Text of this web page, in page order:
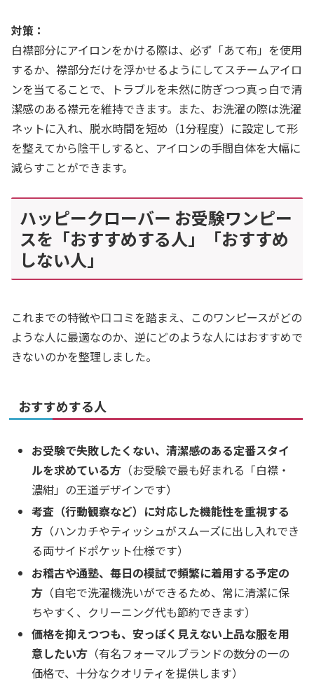
対策：
白襟部分にアイロンをかける際は、必ず「あて布」を使用
するか、襟部分だけを浮かせるようにしてスチームアイロ
ンを当てることで、トラブルを未然に防ぎつつ真っ白で清
潔感のある襟元を維持できます。また、お洗濯の際は洗濯
ネットに入れ、脱水時間を短め（1分程度）に設定して形
を整えてから陰干しすると、アイロンの手間自体を大幅に
減らすことができます。
ハッピークローバー お受験ワンピー
スを「おすすめする人」「おすすめ
しない人」
これまでの特徴や口コミを踏まえ、このワンピースがどの
ような人に最適なのか、逆にどのような人にはおすすめで
きないのかを整理しました。
おすすめする人
お受験で失敗したくない、清潔感のある定番スタイ
ルを求めている方 （お受験で最も好まれる「白襟・
濃紺」の王道デザインです）
考査（行動観察など）に対応した機能性を重視する
方 （ハンカチやティッシュがスムーズに出し入れでき
る両サイドポケット仕様です）
お稽古や通塾、毎日の模試で頻繁に着用する予定の
方 （自宅で洗濯機洗いができるため、常に清潔に保
ちやすく、クリーニング代も節約できます）
価格を抑えつつも、安っぽく見えない上品な服を用
意したい方 （有名フォーマルブランドの数分の一の
価格で、十分なクオリティを提供します）